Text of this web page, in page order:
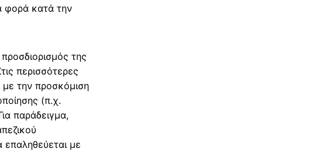
φορά κατά την
της
περισσότερες
με την προσκόμιση
(π.χ.
παράδειγμα,
επαληθεύεται με